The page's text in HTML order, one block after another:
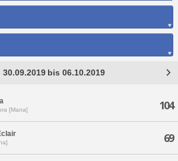
bis 06.10.2019
[Mana] 104
69